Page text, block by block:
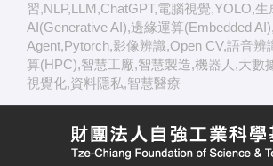
習,NLP,LLM,ChatGPT,電腦視覺,YOLO,生
AI(Generative AI),邊緣運算(Embedded
Agent,Pytorch,影像辨識,Open CV,語音辨
算(HPC),智慧工廠,智慧製造,機器人,大數
視覺化,資料隱私,智慧醫療